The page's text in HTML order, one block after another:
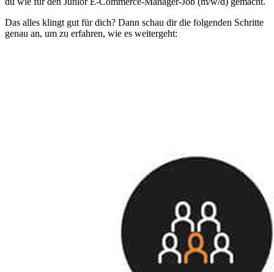
Das alles klingt gut für dich? Dann schau dir die folgenden Schritte
genau an, um zu erfahren, wie es weitergeht: